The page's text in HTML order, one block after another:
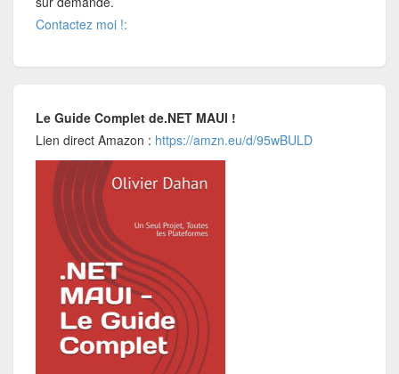
Contactez moi !:
Le Guide Complet de.NET MAUI !
Lien direct Amazon : https://amzn.eu/d/95wBULD